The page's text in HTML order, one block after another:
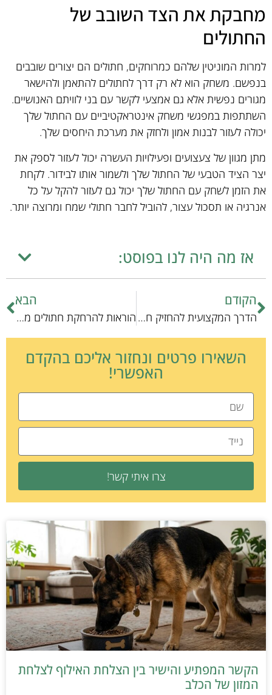
מחבקת את הצד השובב של
החתולים
למרות המוניטין שלהם כמרוחקים, חתולים הם יצורים שובבים
בנפשם. משחק הוא לא רק דרך לחתולים להתאמן ולהישאר
מגורים נפשית אלא גם אמצעי לקשר עם בני לוויתם האנושיים.
השתתפות במפגשי משחק אינטראקטיביים עם החתול שלך
יכולה לעזור לבנות אמון ולחזק את מערכת היחסים שלך.
מתן מגוון של צעצועים ופעילויות העשרה יכול לעזור לספק את
יצר הציד הטבעי של החתול שלך ולשמור אותו לבידור. לקחת
את הזמן לשחק עם החתול שלך יכול גם לעזור להקל על כל
אנרגיה או תסכול עצור, להוביל לחבר חתולי שמח ומרוצה יותר.
אז מה היה לנו בפוסט:
הקודם
הדרך המקצועית להחזיק חתולים מחוץ לגינה
הבא
הוראות להרחקת חתולים מרהיטים: מדריך מקצועי
השאירו פרטים ונחזור אליכם בהקדם
האפשרי!
צרו איתי קשר!
הקשר המפתיע והישיר בין הצלחת האילוף לצלחת
המזון של הכלב